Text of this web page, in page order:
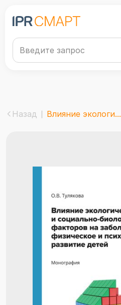
Назад Влияние экологи...